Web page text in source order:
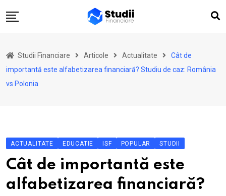
to
Actualitate
Investiții
Analize ASF
Studii Financiare Articole Actualitate
Cât de
importantă este alfabetizarea financiară? Studiu de caz: România
vs Polonia
ACTUALITATE EDUCATIE ISF POPULAR STUDII
Cât de importantă este
alfabetizarea financiară?